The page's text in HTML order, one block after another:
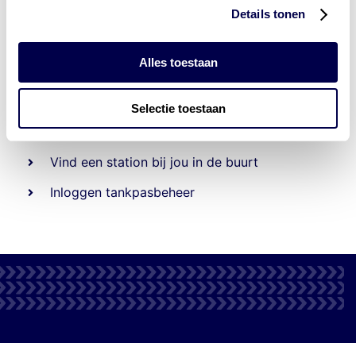
Details tonen
Alles toestaan
Selectie toestaan
tankstationsen duizenden
laadpassen
Den Hartog tank- en laadpas
Vind een station bij jou in de buurt
Inloggen tankpasbeheer